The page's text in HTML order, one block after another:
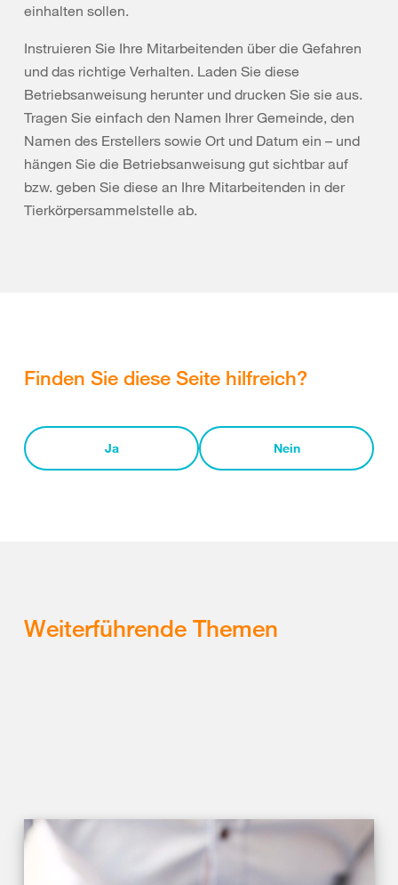
einhalten sollen.
Instruieren Sie Ihre Mitarbeitenden über die Gefahren
und das richtige Verhalten. Laden Sie diese
Betriebsanweisung herunter und drucken Sie sie aus.
Tragen Sie einfach den Namen Ihrer Gemeinde, den
Namen des Erstellers sowie Ort und Datum ein – und
hängen Sie die Betriebsanweisung gut sichtbar auf
bzw. geben Sie diese an Ihre Mitarbeitenden in der
Tierkörpersammelstelle ab.
Finden Sie diese Seite hilfreich?
Ja Nein
Weiterführende Themen